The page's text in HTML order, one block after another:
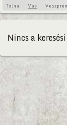
Tolna
Vas
Nincs a